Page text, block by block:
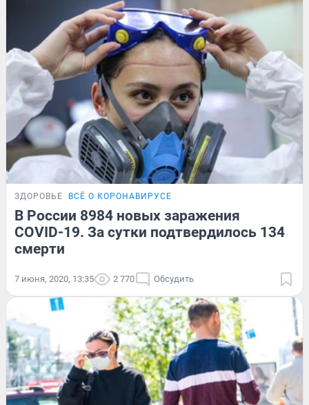
ЗДОРОВЬЕ ВСЁ О КОРОНАВИРУСЕ
В России 8984 новых заражения
COVID-19. За сутки подтвердилось 134
смерти
7 июня, 2020, 13:35 2 770 Обсудить